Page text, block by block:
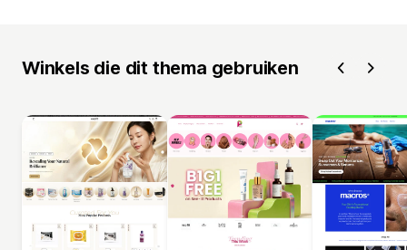
Winkels die dit thema gebruiken